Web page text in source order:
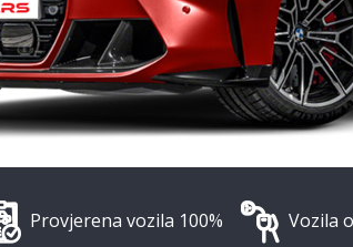
Provjerena vozila 100% Vozila